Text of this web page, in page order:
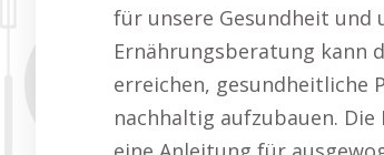
für unsere Gesundheit und
Ernährungsberatung kann
erreichen, gesundheitliche
nachhaltig aufzubauen.